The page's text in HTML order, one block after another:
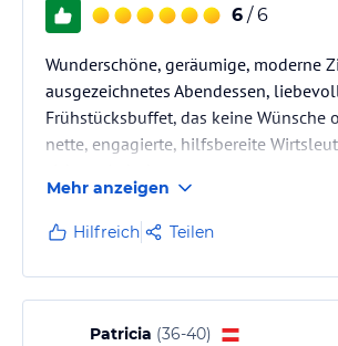
6 / 6
Wunderschöne, geräumige, moderne
ausgezeichnetes Abendessen,
Frühstücksbuffet, das keine Wünsche
nette, engagierte, hilfsbereite
Mehr anzeigen
Hilfreich Teilen
Patricia (36-40)